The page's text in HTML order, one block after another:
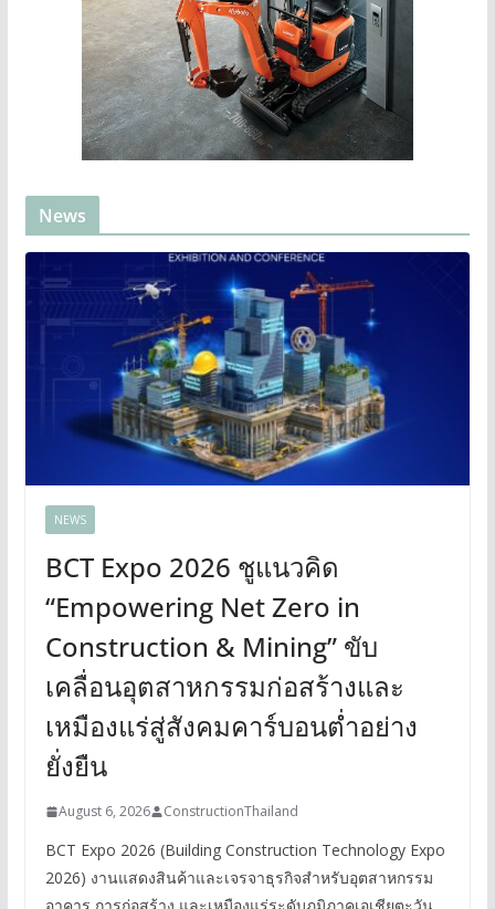
News
NEWS
BCT Expo 2026 ชูแนวคิด
“Empowering Net Zero in
Construction & Mining” ขับ
เคลื่อนอุตสาหกรรมก่อสร้างและ
เหมืองแร่สู่สังคมคาร์บอนต่ำอย่าง
ยั่งยืน
August 6, 2026 ConstructionThailand
BCT Expo 2026 (Building Construction Technology Expo
2026) งานแสดงสินค้าและเจรจาธุรกิจสำหรับอุตสาหกรรม